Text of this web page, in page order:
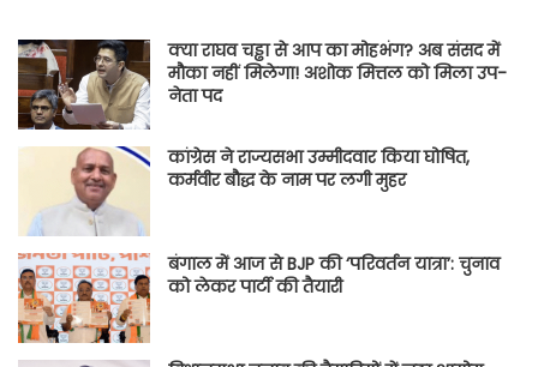
क्या राघव चड्ढा से आप का मोहभंग? अब संसद में
मौका नहीं मिलेगा! अशोक मित्तल को मिला उप-
नेता पद
कांग्रेस ने राज्यसभा उम्मीदवार किया घोषित,
कर्मवीर बौद्ध के नाम पर लगी मुहर
बंगाल में आज से BJP की ‘परिवर्तन यात्रा’: चुनाव
को लेकर पार्टी की तैयारी